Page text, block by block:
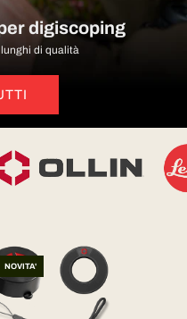
digiscoping
di qualità
NOVITA'